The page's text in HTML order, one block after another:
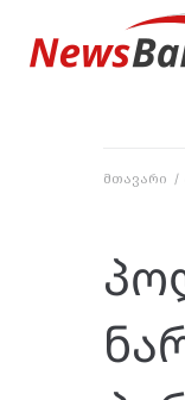
მთავარი /